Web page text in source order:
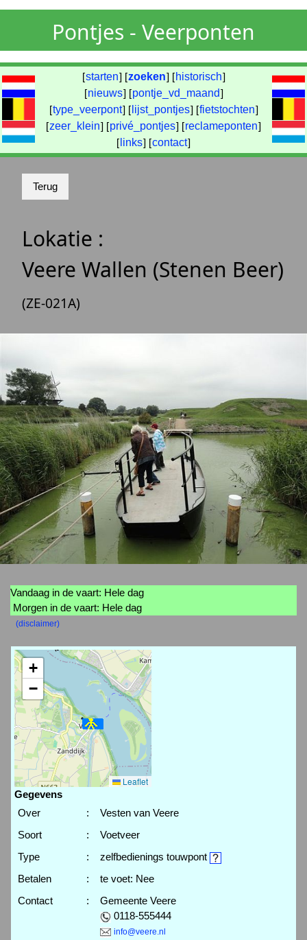
Pontjes - Veerponten
[starten] [zoeken] [ historisch]
[nieuws] [pontje_vd_maand]
[type_veerpont] [ lijst_pontjes] [fietstochten]
[zeer_klein] [privé_pontjes] [reclameponten]
[ links] [contact]
Lokatie :
Veere Wallen (Stenen Beer)
(ZE-021A)
Vandaag in de vaart: Hele dag
Morgen in de vaart: Hele dag
(disclaimer)
+
−
Leaflet
Gegevens
Over
:
Vesten van Veere
Soort
:
Voetveer
Type
:
zelfbedienings touwpont
Betalen
:
te voet: Nee
Contact
:
Gemeente Veere
0118-555444
info@veere.nl